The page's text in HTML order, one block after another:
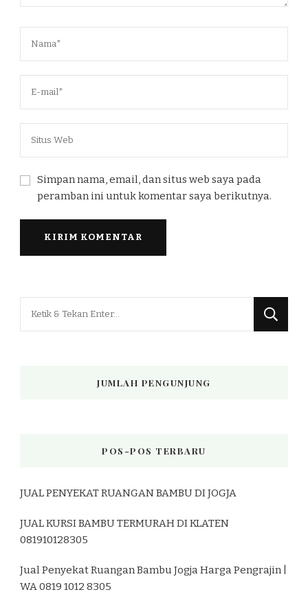
Simpan nama, email, dan situs web saya pada
peramban ini untuk komentar saya berikutnya.
Mencari
JUMLAH PENGUNJUNG
POS-POS TERBARU
JUAL PENYEKAT RUANGAN BAMBU DI JOGJA
JUAL KURSI BAMBU TERMURAH DI KLATEN
081910128305
Jual Penyekat Ruangan Bambu Jogja Harga Pengrajin |
WA 0819 1012 8305